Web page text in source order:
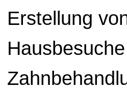
Erstellung
Hausbesuche